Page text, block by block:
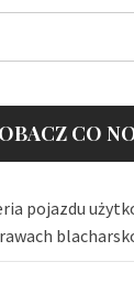
CO
pojazdu